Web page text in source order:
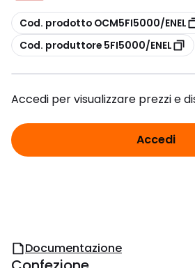
copia
Cod. prodotto OCM5FI5000/ENEL
copia
Cod. produttore 5FI5000/ENEL
Accedi per visualizzare prezzi e
Accedi
Documentazione